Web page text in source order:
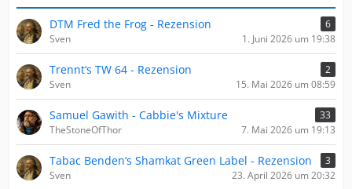
DTM Fred the Frog - Rezension
6
Sven
1. Juni 2026 um 19:38
Trennt‘s TW 64 - Rezension
2
Sven
15. Mai 2026 um 08:59
Samuel Gawith - Cabbie's Mixture
33
TheStoneOfThor
7. Mai 2026 um 19:13
Tabac Benden‘s Shamkat Green Label - Rezension
3
Sven
23. April 2026 um 20:32